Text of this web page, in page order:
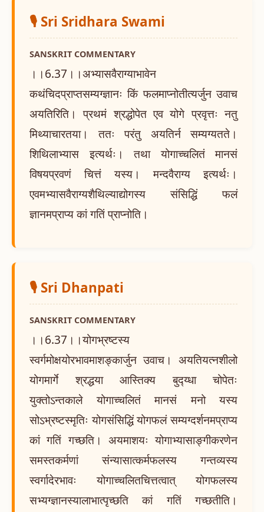
🎙️ Sri Sridhara Swami
SANSKRIT COMMENTARY
।।6.37।।अभ्यासवैराग्याभावेन
कथंचिदप्राप्तसम्यग्ज्ञानः किं फलमाप्नोतीत्यर्जुन उवाच
अयतिरिति। प्रथमं श्रद्धोपेत एव योगे प्रवृत्तः नतु
मिथ्याचारतया। ततः परंतु अयतिर्न सम्यग्यतते।
शिथिलाभ्यास इत्यर्थः। तथा योगाच्चलितं मानसं
विषयप्रवणं चित्तं यस्य। मन्दवैराग्य इत्यर्थः।
एवमभ्यासवैराग्यशैथिल्याद्योगस्य संसिद्धिं फलं
ज्ञानमप्राप्य कां गतिं प्राप्नोति।
🎙️ Sri Dhanpati
SANSKRIT COMMENTARY
।।6.37।।योगभ्रष्टस्य
स्वर्गमोक्षयोरभावमाशङ्कार्जुन उवाच। अयतियत्नशीलो
योगमार्गे श्रद्धया आस्तिक्य बुद्य्धा चोपेतः
युक्तोऽन्तकाले योगाच्चलितं मानसं मनो यस्य
सोऽभ्रष्टस्मृतिः योगसंसिद्धिं योगफलं सम्यग्दर्शनमप्राप्य
कां गतिं गच्छति। अयमाशयः योगाभ्यासाङ्गीकरणेन
समस्तकर्मणां संन्यासात्कर्मफलस्य गन्तव्यस्य
स्वर्गादेरभावः योगाच्चलितचित्तत्वात् योगफलस्य
सभ्यग्ज्ञानस्यालाभात्पृच्छति कां गतिं गच्छतीति।